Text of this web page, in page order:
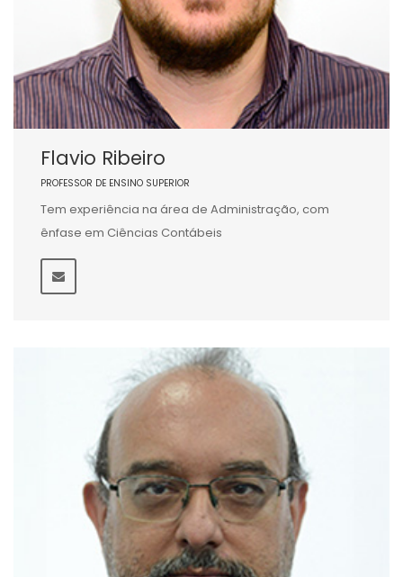
Flavio Ribeiro
PROFESSOR DE ENSINO SUPERIOR
Tem experiência na área de Administração, com
ênfase em Ciências Contábeis